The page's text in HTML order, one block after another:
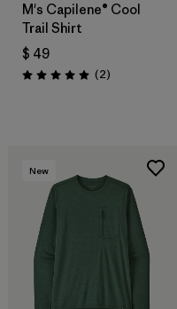
M's Capilene® Cool
Trail Shirt
$ 49
Valoración: 5.0 / 5
(2Comentarios
)
New